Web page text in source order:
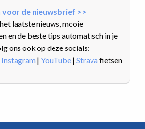
voor de nieuwsbrief >>
laatste nieuws, mooie
en de beste tips automatisch in je
ons ook op deze socials:
Instagram | YouTube | Strava fietsen